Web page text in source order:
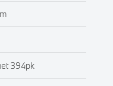
394pk